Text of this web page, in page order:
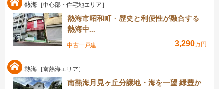
熱海 ［中心部・住宅地エリア］
熱海市昭和町・歴史と利便性が融合する
熱海中...
中古一戸建 3,290万円
熱海 ［南熱海エリア］
南熱海月見ヶ丘分譲地・海を一望 緑豊か